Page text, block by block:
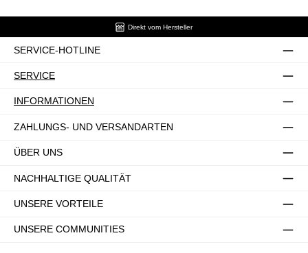
Direkt vom Hersteller
SERVICE-HOTLINE
SERVICE
INFORMATIONEN
ZAHLUNGS- UND VERSANDARTEN
ÜBER UNS
NACHHALTIGE QUALITÄT
UNSERE VORTEILE
UNSERE COMMUNITIES